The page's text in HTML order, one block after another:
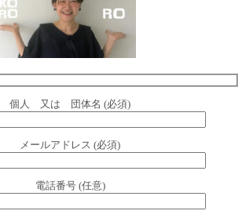
個人 又は 団体名 (必須)
メールアドレス (必須)
電話番号 (任意)